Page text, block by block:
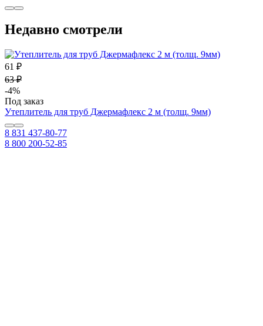
Недавно смотрели
61 ₽
63 ₽
-4%
Под заказ
Утеплитель для труб Джермафлекс 2 м (толщ. 9мм)
8 831 437-80-77
8 800 200-52-85